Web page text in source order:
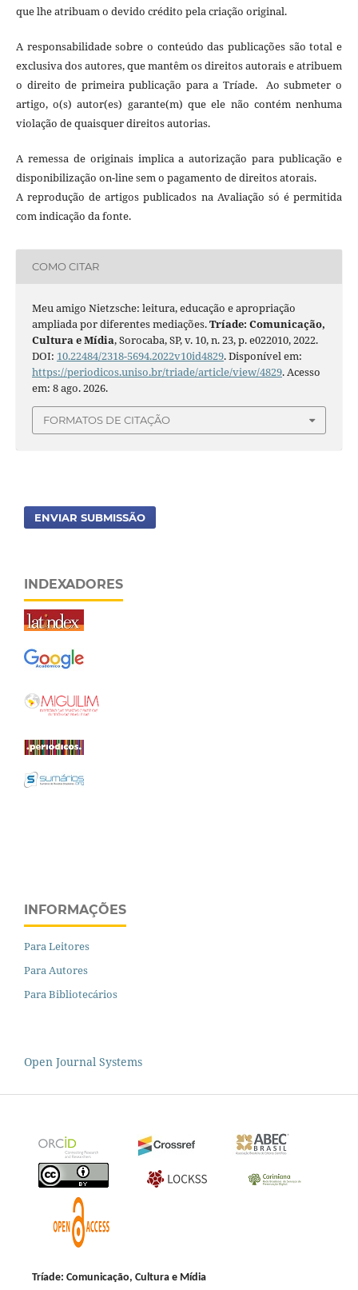
que lhe atribuam o devido crédito pela criação original.
A responsabilidade sobre o conteúdo das publicações são total e
exclusiva dos autores, que mantêm os direitos autorais e atribuem
o direito de primeira publicação para a Tríade. Ao submeter o
artigo, o(s) autor(es) garante(m) que ele não contém nenhuma
violação de quaisquer direitos autorias.
A remessa de originais implica a autorização para publicação e
disponibilização on-line sem o pagamento de direitos atorais.
A reprodução de artigos publicados na Avaliação só é permitida
com indicação da fonte.
COMO CITAR
Meu amigo Nietzsche: leitura, educação e apropriação
ampliada por diferentes mediações.Tríade: Comunicação,
Cultura e Mídia, Sorocaba, SP, v. 10, n. 23, p. e022010, 2022.
DOI: 10.22484/2318-5694.2022v10id4829. Disponível em:
https://periodicos.uniso.br/triade/article/view/4829. Acesso
em: 8 ago. 2026.
FORMATOS DE CITAÇÃO
ENVIAR SUBMISSÃO
INDEXADORES
INFORMAÇÕES
Para Leitores
Para Autores
Para Bibliotecários
Open Journal Systems
Tríade: Comunicação, Cultura e Mídia